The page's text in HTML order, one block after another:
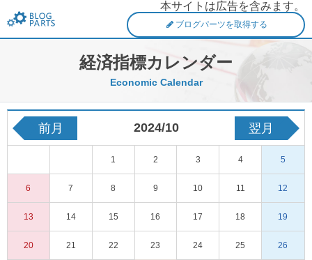
本サイトは広告を含みます。
ブログパーツを取得する
経済指標カレンダー
Economic Calendar
前月 2024/10 翌月
1 2 3 4 5
6 7 8 9 10 11 12
13 14 15 16 17 18 19
20 21 22 23 24 25 26